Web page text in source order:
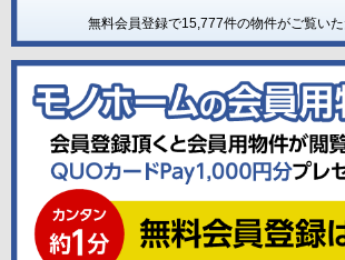
無料会員登録で15,777件の物件がご覧いた